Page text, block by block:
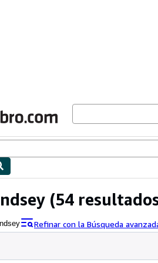
(54
Refinar con la Búsqueda